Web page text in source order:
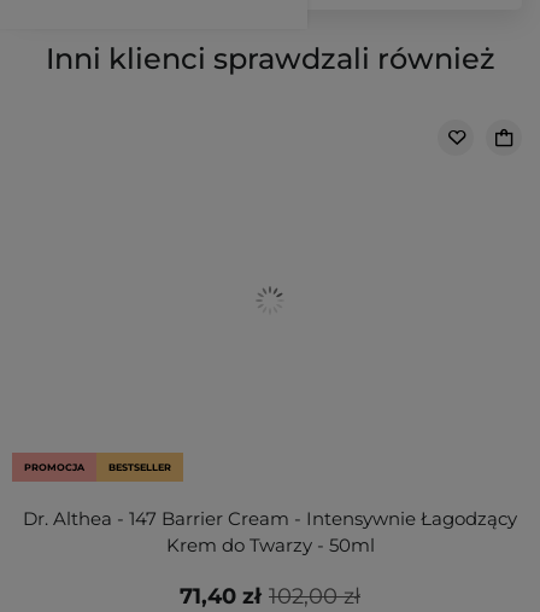
Inni klienci sprawdzali również
PROMOCJA BESTSELLER
Dr. Althea - 147 Barrier Cream - Intensywnie Łagodzący
Krem do Twarzy - 50ml
102,00 zł
71,40 zł